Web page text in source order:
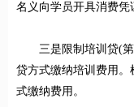
名义向学员开具消费凭
三是限制培训贷(第9
贷方式缴纳培训费用
式缴纳费用。